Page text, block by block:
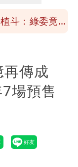
斗：綠委竟不
在這裡」 蔣
象署解除海上
再傳成
場預售